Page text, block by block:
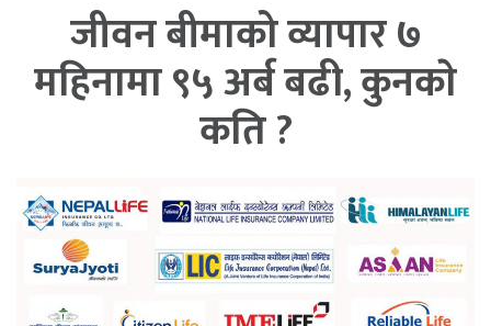
जीवन बीमाको व्यापार ७
महिनामा ९५ अर्ब बढी, कुनकाे
कति ?